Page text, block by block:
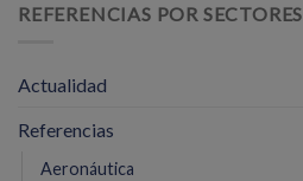
REFERENCIAS POR SECTORES
Actualidad
Referencias
Aeronáutica